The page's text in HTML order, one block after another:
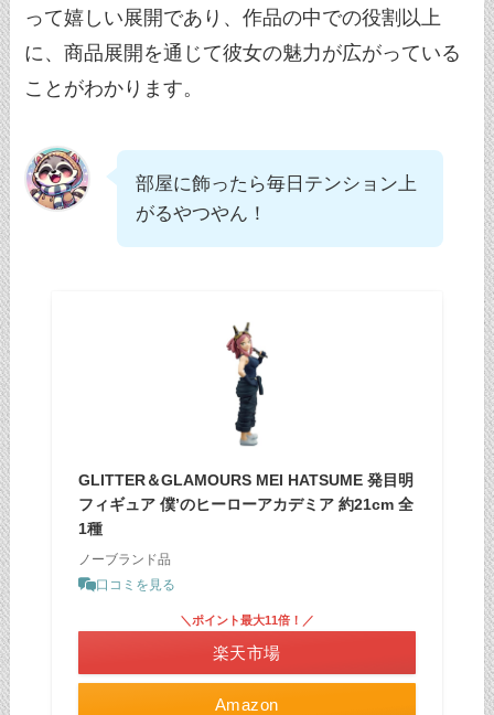
って嬉しい展開であり、作品の中での役割以上
に、商品展開を通じて彼女の魅力が広がっている
ことがわかります。
部屋に飾ったら毎日テンション上
がるやつやん！
GLITTER＆GLAMOURS MEI HATSUME 発目明
フィギュア 僕’のヒーローアカデミア 約21cm 全
1種
ノーブランド品
口コミを見る
Amazon
＼ポイント最大11倍！／
楽天市場